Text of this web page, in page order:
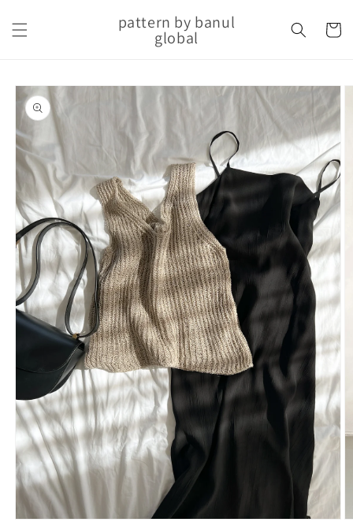
content
pattern by banul
global Cart
Skip to
product
information